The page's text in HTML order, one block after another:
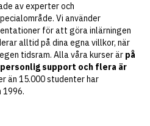
av experter och
Vi använder
för att göra inlärningen
alltid på dina egna villkor, när
tidsram. Alla våra kurser är på
support och flera är
än 15.000 studenter har
1996.